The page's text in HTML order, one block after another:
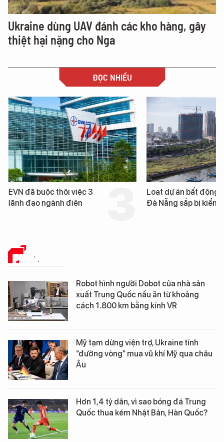
Ukraine dùng UAV đánh các kho hàng, gây
thiệt hại nặng cho Nga
ĐỌC NHIỀU
EVN đã buộc thôi việc 3
lãnh đạo ngành điện
Loạt dự án bất động
Đà Nẵng sắp bị kiểm
PHÂN TÍCH
Robot hình người Dobot của nhà sản
xuất Trung Quốc nấu ăn từ khoảng
cách 1.800 km bằng kính VR
Mỹ tạm dừng viện trợ, Ukraine tính
“đường vòng” mua vũ khí Mỹ qua châu
Âu
Hơn 1,4 tỷ dân, vì sao bóng đá Trung
Quốc thua kém Nhật Bản, Hàn Quốc?